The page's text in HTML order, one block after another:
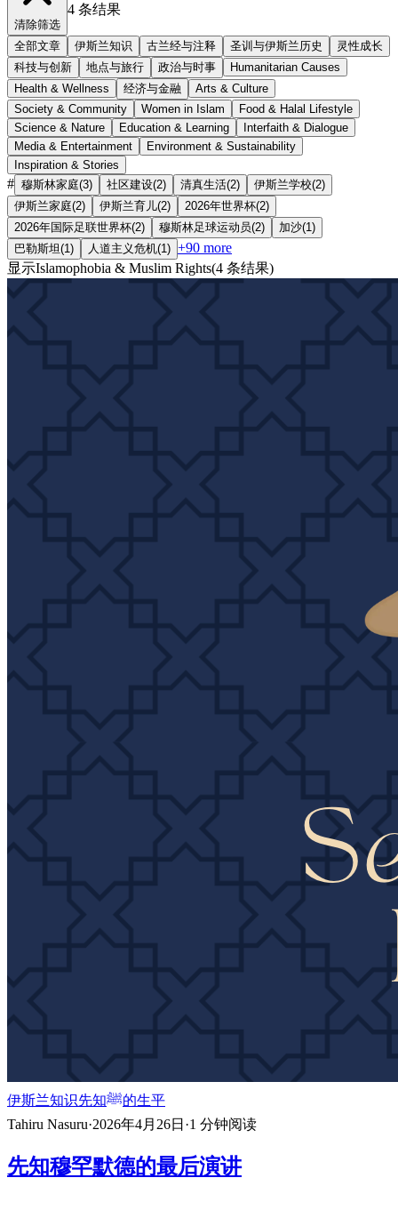
清除筛选
4 条结果
全部文章 伊斯兰知识 古兰经与注释 圣训与伊斯兰历史
灵性成长
科技与创新
地点与旅行 政治与时事
Humanitarian Causes
Health & Wellness
经济与金融
Arts & Culture
Society & Community
Women in Islam
Food & Halal Lifestyle
Science & Nature
Education & Learning
Interfaith & Dialogue
Media & Entertainment
Environment & Sustainability
Inspiration & Stories
# 穆斯林家庭(3) 社区建设(2) 清真生活(2) 伊斯兰学校(2)
伊斯兰家庭(2) 伊斯兰育儿(2) 2026年世界杯(2)
2026年国际足联世界杯(2) 穆斯林足球运动员(2) 加沙(1 )
巴勒斯坦(1 ) 人道主义危机(1 ) +90 more
显示Islamophobia & Muslim Rights(4 条结果)
伊斯兰知识
先知ﷺ的生平
Tahiru Nasuru·2026年4月26日 ·1 分钟阅读
先知穆罕默德的最后演讲